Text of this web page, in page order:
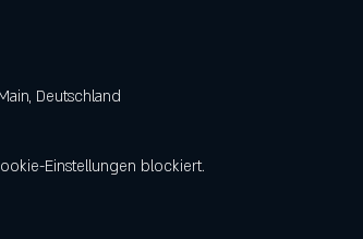
Deutschland
Einstellungen blockiert.